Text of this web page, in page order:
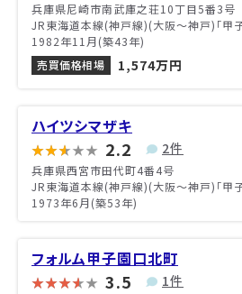
兵庫県尼崎市南武庫之荘10丁目5番3号
JR東海道本線(神戸線)(大阪～神戸)「甲
1982年11月(築43年)
売買価格相場
1,574万円
ハイツシマザキ
2.2 2件
兵庫県西宮市田代町4番4号
JR東海道本線(神戸線)(大阪～神戸)「甲
1973年6月(築53年)
フォルム甲子園口北町
3.5 1件